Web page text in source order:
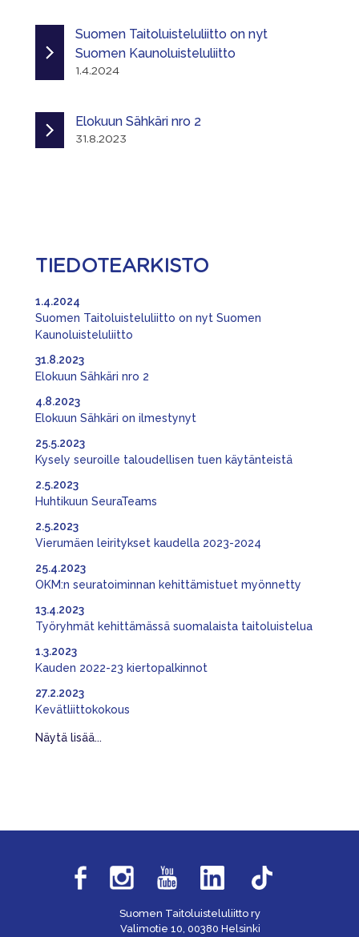
Suomen Taitoluisteluliitto on nyt
Suomen Kaunoluisteluliitto
1.4.2024
Elokuun Sähkäri nro 2
31.8.2023
TIEDOTEARKISTO
Suomen Taitoluisteluliitto on nyt Suomen
Kaunoluisteluliitto
1.4.2024
Elokuun Sähkäri nro 2
31.8.2023
Elokuun Sähkäri on ilmestynyt
4.8.2023
Kysely seuroille taloudellisen tuen käytänteistä
25.5.2023
Huhtikuun SeuraTeams
2.5.2023
Vierumäen leiritykset kaudella 2023-2024
2.5.2023
OKM:n seuratoiminnan kehittämistuet myönnetty
25.4.2023
Työryhmät kehittämässä suomalaista taitoluistelua
13.4.2023
Kauden 2022-23 kiertopalkinnot
1.3.2023
Kevätliittokokous
27.2.2023
Näytä lisää...
Suomen Taitoluisteluliitto ry
Valimotie 10, 00380 Helsinki